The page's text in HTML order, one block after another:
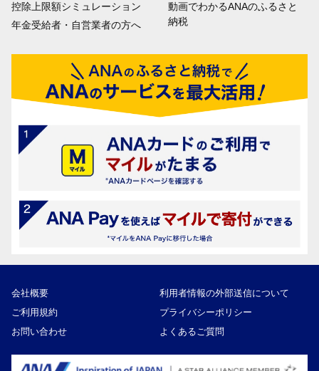
控除上限額シミュレーション
年金受給者・自営業者の方へ
動画でわかるANAのふるさと
納税
会社概要
利用者情報の外部送信について
ご利用規約
プライバシーポリシー
お問い合わせ
よくあるご質問